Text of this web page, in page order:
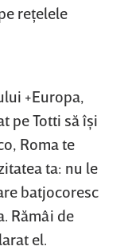
reţelele
+Europa,
pe Totti să îşi
Roma te
ta: nu le
batjocoresc
Rămâi de
el.